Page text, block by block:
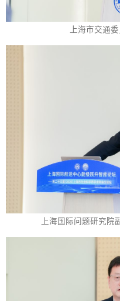
上海市交通
上海国际问题研究院